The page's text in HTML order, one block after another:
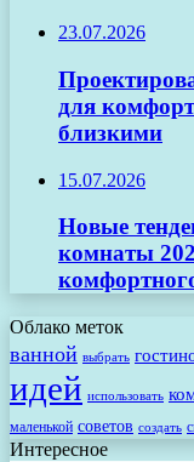
23.07.2026
для
близкими
15.07.2026
Новые
комнаты
Облако меток
ванной выбрать
идей использовать
маленькой советов создать
Интересное